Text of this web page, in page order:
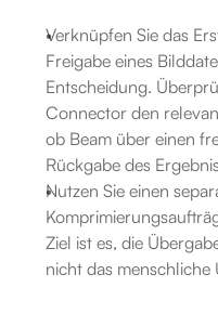
Verknüpfen Sie das
Freigabe eines
Entscheidung.
Connector den
ob Beam über einen
Rückgabe des
Nutzen Sie einen
Ziel ist es, die
nicht das menschliche